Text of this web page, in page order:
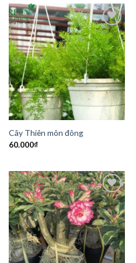
Add to
Wishlist
Cây Thiên môn đông
60.000₫
Add to
Wishlist